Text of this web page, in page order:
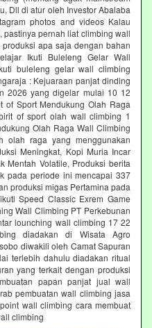
Dll di atur oleh Investor Abalaba
photos and videos Kalau
pernah liat climbing wall
apa saja dengan bahan
Ikuti Buleleng Gelar Wall
buleleng gelar wall climbing
: Kejuaraan panjat dinding
2026 yang digelar mulai 10 12
of Sport Mendukung Olah Raga
of sport olah wall climbing 1
Olah Raga Wall Climbing
olah raga yang menggunakan
Meningkat, Kopi Muria Incar
Mentah Volatile, Produksi berita
pada periode ini mencapai 337
produksi migas Pertamina pada
Speed Classic Exrem Game
Wall Climbing PT Perkebunan
lounching wall climbing 17 22
diadakan di Wisata Agro
diwakili oleh Camat Sapuran
terlebih dahulu diadakan ritual
yang terkait dengan produksi
papan panjat jual wall
pembuatan wall climbing jasa
wall climbing cara membuat
climbing